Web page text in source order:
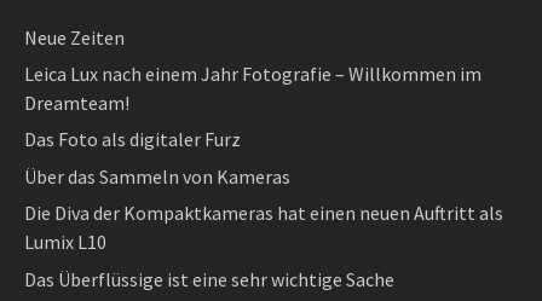
Neue Zeiten
Leica Lux nach einem Jahr Fotografie – Willkommen im
Dreamteam!
Das Foto als digitaler Furz
Über das Sammeln von Kameras
Die Diva der Kompaktkameras hat einen neuen Auftritt als
Lumix L10
Das Überflüssige ist eine sehr wichtige Sache